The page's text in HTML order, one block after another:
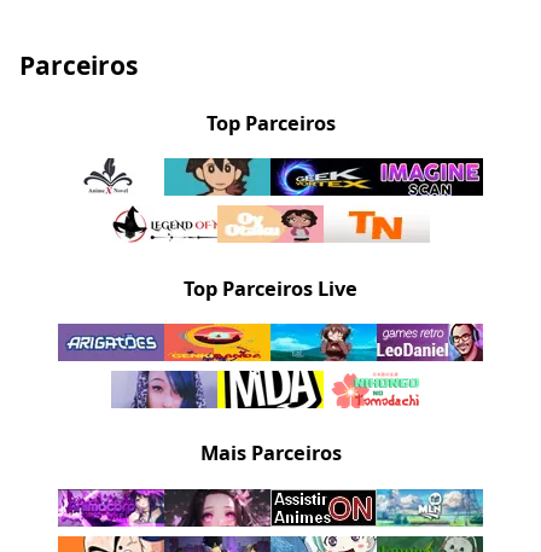
Parceiros
Top Parceiros
Top Parceiros Live
Mais Parceiros